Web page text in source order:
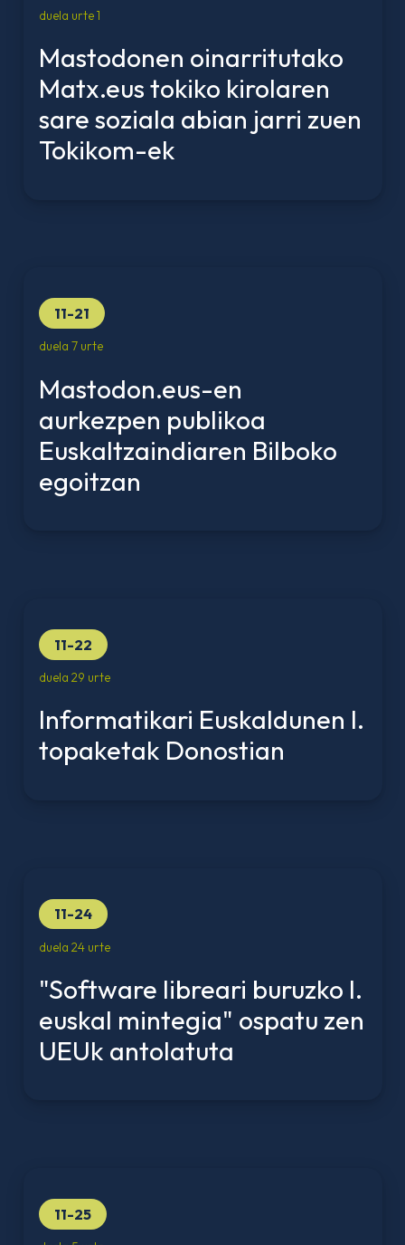
duela urte 1
Mastodonen oinarritutako
Matx.eus tokiko kirolaren
sare soziala abian jarri zuen
Tokikom-ek
11-21
duela 7 urte
Mastodon.eus-en
aurkezpen publikoa
Euskaltzaindiaren Bilboko
egoitzan
11-22
duela 29 urte
Informatikari Euskaldunen I.
topaketak Donostian
11-24
duela 24 urte
"Software libreari buruzko I.
euskal mintegia" ospatu zen
UEUk antolatuta
11-25